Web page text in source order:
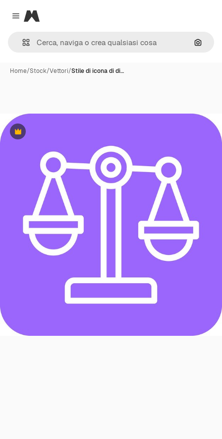
Close menu
Magnific
Cerca
Home/Stock/Vettori/Stile di icona di di…
Premium